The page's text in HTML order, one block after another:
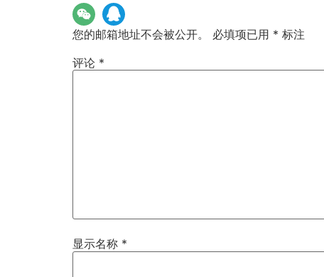
您的邮箱地址不会被公开。 必填项已用 * 标注
评论 *
显示名称 *